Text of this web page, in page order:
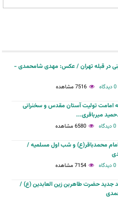
در قبله تهران / عکس: مهدی شامحمدی -
0 دیدگاه 7516 مشاهده
امامت تولیت آستان مقدس و سخنرانی
میرباقری...
0 دیدگاه 6580 مشاهده
محمدباقر(ع) و شب اول مسلمیه /
0 دیدگاه 7154 مشاهده
جدید حضرت طاهربن زین العابدین (ع) /